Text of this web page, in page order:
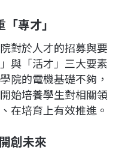
「專才」
對於人才的招募與要
與「活才」三大要素
院的電機基礎不夠，
始培養學生對相關領
在培育上有效推進。
創未來